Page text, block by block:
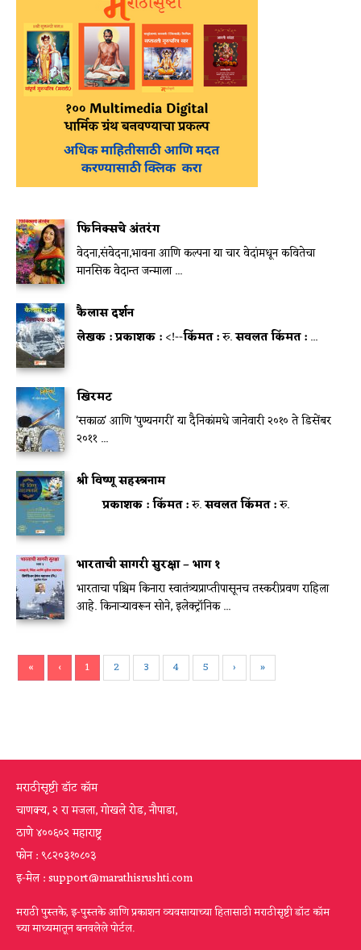
फिनिक्सचे अंतरंग
वेदना,संवेदना,भावना आणि कल्पना या चार वेदांमधून कवितेचा
मानसिक वेदान्त जन्माला ...
कैलास दर्शन
लेखक :प्रकाशक : <!--किंमत :रु.सवलत किंमत : ...
खिरमट
'सकाळ' आणि 'पुण्यनगरी' या दैनिकांमधे जानेवारी २०१० ते डिसेंबर
२०११ ...
श्री विष्णू सहस्त्रनाम
प्रकाशक :किंमत :रु.सवलत किंमत :रु.
भारताची सागरी सुरक्षा – भाग १
भारताचा पश्चिम किनारा स्वातंत्र्यप्राप्तीपासूनच तस्करीप्रवण राहिला
आहे. किनाऱ्यावरून सोने, इलेक्ट्रॉनिक ...
« ‹ 1 2 3 4 5 › »
मराठीसृष्टी डॉट कॉम
चाणक्य, २ रा मजला, गोखले रोड, नौपाडा,
ठाणे ४००६०२ महाराष्ट्र
फोन : ९८२०३१०८०३
इ-मेल : support@marathisrushti.com
मराठी पुस्तके, इ-पुस्तके आणि प्रकाशन व्यवसायाच्या हितासाठी मराठीसृष्टी डॉट कॉम
च्या माध्यमातून बनवलेले पोर्टल.